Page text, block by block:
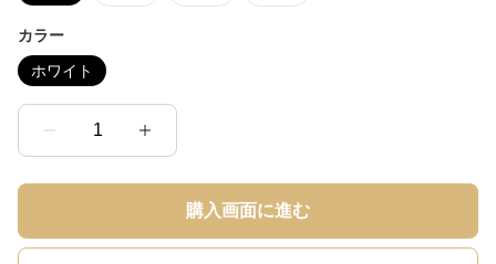
カラー
ホワイト
1
購入画面に進む